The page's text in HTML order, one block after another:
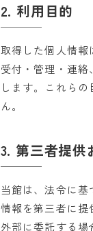
2. 利用目的
取得した個人情
受付・管理・連
します。これら
ん。
3. 第三者提供
当館は、法令に
情報を第三者に
外部に委託する